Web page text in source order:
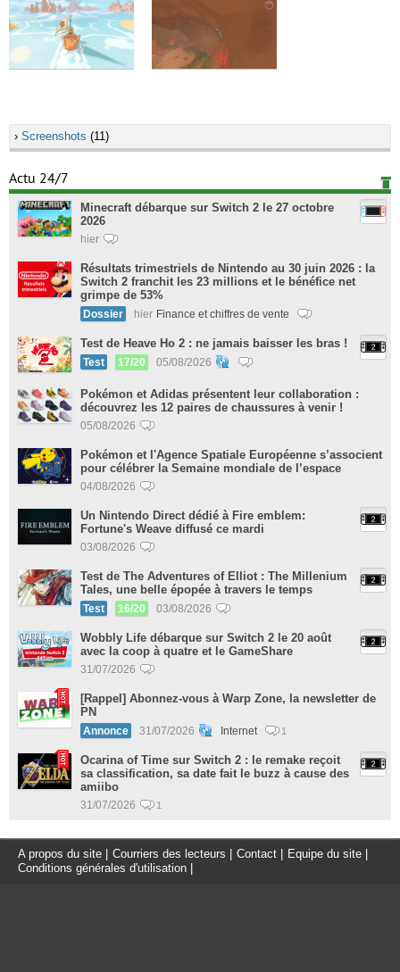
› Screenshots (11)
Actu 24/7
Minecraft débarque sur Switch 2 le 27 octobre
2026
hier
Résultats trimestriels de Nintendo au 30 juin 2026 : la
Switch 2 franchit les 23 millions et le bénéfice net
grimpe de 53%
Dossier hier Finance et chiffres de vente
Test de Heave Ho 2 : ne jamais baisser les bras !
Test 17/20 05/08/2026
Pokémon et Adidas présentent leur collaboration :
découvrez les 12 paires de chaussures à venir !
05/08/2026
Pokémon et l'Agence Spatiale Européenne s’associent
pour célébrer la Semaine mondiale de l’espace
04/08/2026
Un Nintendo Direct dédié à Fire emblem:
Fortune's Weave diffusé ce mardi
03/08/2026
Test de The Adventures of Elliot : The Millenium
Tales, une belle épopée à travers le temps
Test 16/20 03/08/2026
Wobbly Life débarque sur Switch 2 le 20 août
avec la coop à quatre et le GameShare
31/07/2026
[Rappel] Abonnez-vous à Warp Zone, la newsletter de
PN
Annonce 31/07/2026 Internet 1
Ocarina of Time sur Switch 2 : le remake reçoit
sa classification, sa date fait le buzz à cause des
amiibo
31/07/2026 1
A propos du site Courriers des lecteurs Contact Equipe du site
Conditions générales d'utilisation